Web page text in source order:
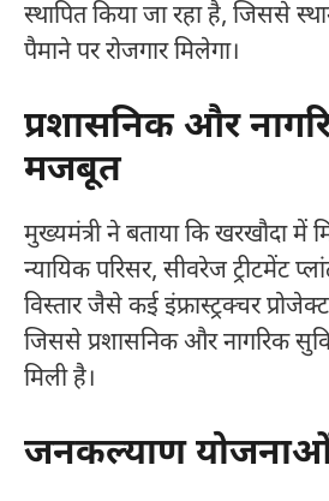
स्थापित किया जा रहा है, जिससे
पैमाने पर रोजगार मिलेगा।
प्रशासनिक और
मजबूत
मुख्यमंत्री ने बताया कि खरखौदा में
न्यायिक परिसर, सीवरेज ट्रीटमेंट
विस्तार जैसे कई इंफ्रास्ट्रक्चर
जिससे प्रशासनिक और नागरिक
मिली है।
जनकल्याण